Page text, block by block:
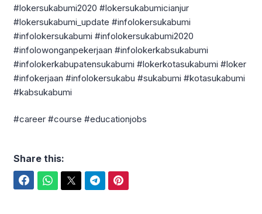
#lokersukabumi2020 #lokersukabumicianjur
#lokersukabumi_update #infolokersukabumi
#infolokersukabumi #infolokersukabumi2020
#infolowonganpekerjaan #infolokerkabsukabumi
#infolokerkabupatensukabumi #lokerkotasukabumi #loker
#infokerjaan #infolokersukabu #sukabumi #kotasukabumi
#kabsukabumi
#career #course #educationjobs
Share this: